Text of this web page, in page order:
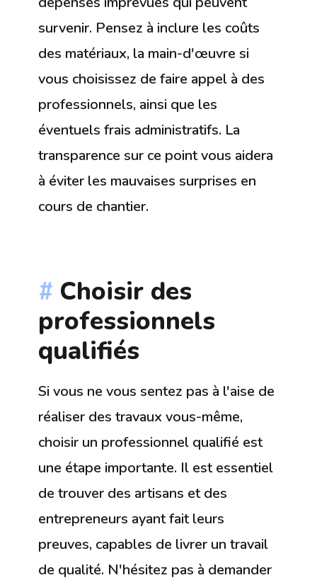
survenir. Pensez à inclure les coûts
des matériaux, la main-d'œuvre si
vous choisissez de faire appel à des
professionnels, ainsi que les
éventuels frais administratifs. La
transparence sur ce point vous aidera
à éviter les mauvaises surprises en
cours de chantier.
Choisir des
professionnels
qualifiés
Si vous ne vous sentez pas à l'aise de
réaliser des travaux vous-même,
choisir un professionnel qualifié est
une étape importante. Il est essentiel
de trouver des artisans et des
entrepreneurs ayant fait leurs
preuves, capables de livrer un travail
de qualité. N'hésitez pas à demander